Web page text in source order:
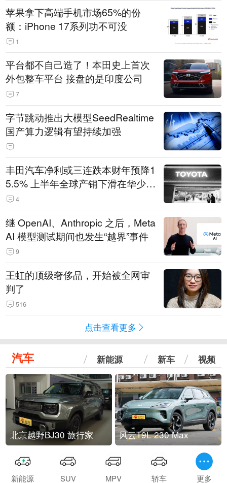
苹果拿下高端手机市场65%的份
额：iPhone 17系列功不可没
1
平台都不自己造了！本田史上首次
外包整车平台 接盘的是印度公司
7
字节跳动推出大模型SeedRealtime
国产算力逻辑有望持续加强
丰田汽车净利或三连跌本财年预降1
5.5% 上半年全球产销下滑在华少卖
14.3万辆
4
继 OpenAI、Anthropic 之后，Meta
AI 模型测试期间也发生“越界”事件
9
王虹的顶级奢侈品，开始被全网审
判了
516
点击查看更多
汽车 新能源 新车 视频
北京越野BJ30 旅行家 风云T9L 230 Max
新能源 SUV MPV 轿车 更多